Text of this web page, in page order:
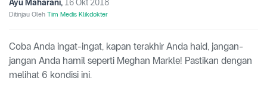
Ayu Maharani, 16 Okt 2018
Ditinjau Oleh Tim Medis Klikdokter
Coba Anda ingat-ingat, kapan terakhir Anda haid, jangan-
jangan Anda hamil seperti Meghan Markle! Pastikan dengan
melihat 6 kondisi ini.